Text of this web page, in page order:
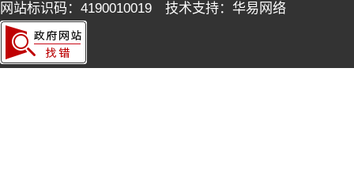
网站标识码：4190010019 技术支持：华易网络